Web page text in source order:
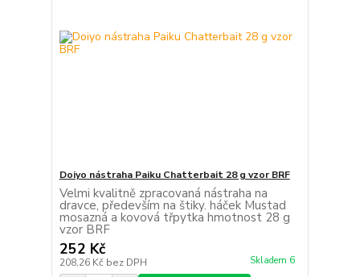
Doiyo nástraha Paiku Chatterbait 28 g vzor BRF
Velmi kvalitně zpracovaná nástraha na
dravce, především na štiky. háček Mustad
mosazná a kovová třpytka hmotnost 28 g
vzor BRF
252 Kč
208,26 Kč bez DPH Skladem 6